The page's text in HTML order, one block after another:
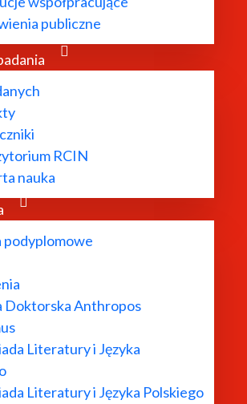
publiczne
RCIN
nauka
podyplomowe
Doktorska Anthropos
Literatury i Języka
Literatury i Języka Polskiego